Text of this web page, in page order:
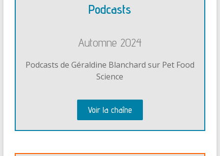
Podcasts
Automne 2024
Podcasts de Géraldine Blanchard sur Pet Food
Science
Voir la chaîne